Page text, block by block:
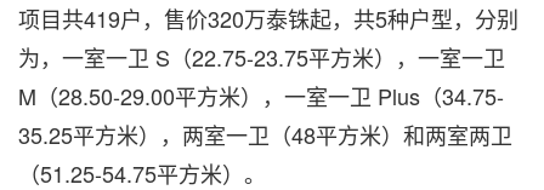
项目共419户，售价320万泰铢起，共5种户型，分别
为，一室一卫 S（22.75-23.75平方米），一室一卫
M（28.50-29.00平方米），一室一卫 Plus（34.75-
35.25平方米），两室一卫（48平方米）和两室两卫
（51.25-54.75平方米）。